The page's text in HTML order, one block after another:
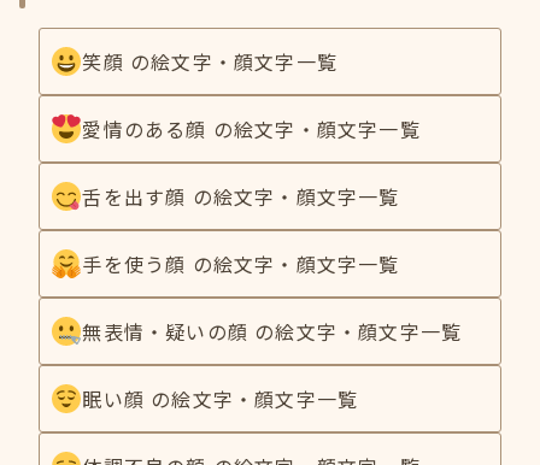
笑顔 の絵文字・顔文字一覧
愛情のある顔 の絵文字・顔文字一覧
舌を出す顔 の絵文字・顔文字一覧
手を使う顔 の絵文字・顔文字一覧
無表情・疑いの顔 の絵文字・顔文字一覧
眠い顔 の絵文字・顔文字一覧